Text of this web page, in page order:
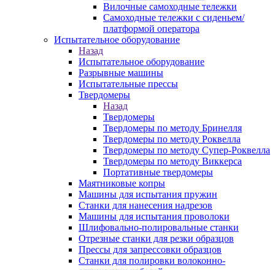
Вилочные самоходные тележки
Самоходные тележки с сиденьем/
платформой оператора
Испытательное оборудование
Назад
Испытательное оборудование
Разрывные машины
Испытательные прессы
Твердомеры
Назад
Твердомеры
Твердомеры по методу Бринелля
Твердомеры по методу Роквелла
Твердомеры по методу Супер-Роквелла
Твердомеры по методу Виккерса
Портативные твердомеры
Маятниковые копры
Машины для испытания пружин
Станки для нанесения надрезов
Машины для испытания проволоки
Шлифовально-полировальные станки
Отрезные станки для резки образцов
Прессы для запрессовки образцов
Станки для полировки волоконно-